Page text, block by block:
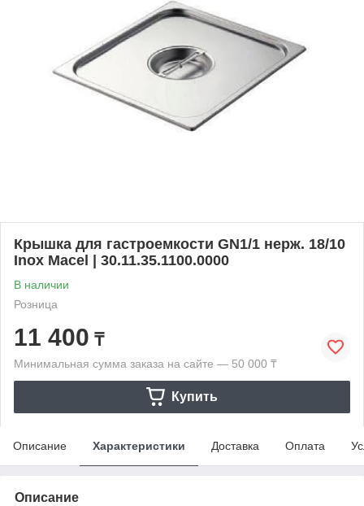
Крышка для гастроемкости GN1/1 нерж. 18/10
Inox Macel | 30.11.35.1100.0000
В наличии
Розница
11 400 ₸
Минимальная сумма заказа на сайте — 50 000 ₸
Купить
Описание Характеристики Доставка Оплата
Описание